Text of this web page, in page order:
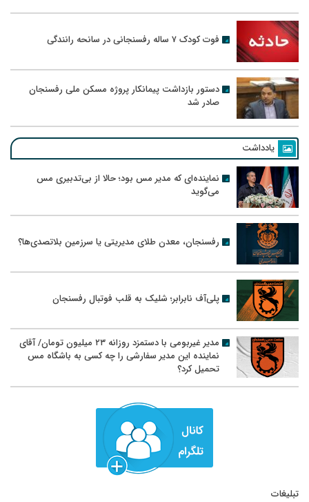
فوت کودک ۷ ساله رفسنجانی در سانحه رانندگی
دستور بازداشت پیمانکار پروژه مسکن ملی رفسنجان
صادر شد
یادداشت
نماینده‌ای که مدیر مس بود؛ حالا از بی‌تدبیری مس
می‌گوید
رفسنجان، معدن طلای مدیریتی یا سرزمین بلاتصدی‌ها؟
پلی‌آف نابرابر؛ شلیک به قلب فوتبال رفسنجان
مدیر غیربومی با دستمزد روزانه ۲۳ میلیون تومان/ آقای
نماینده این مدیر سفارشی را چه کسی به باشگاه مس
تحمیل کرد؟
تبلیغات